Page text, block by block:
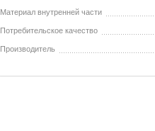
Материал внутренней части
Потребительское качество
Производитель